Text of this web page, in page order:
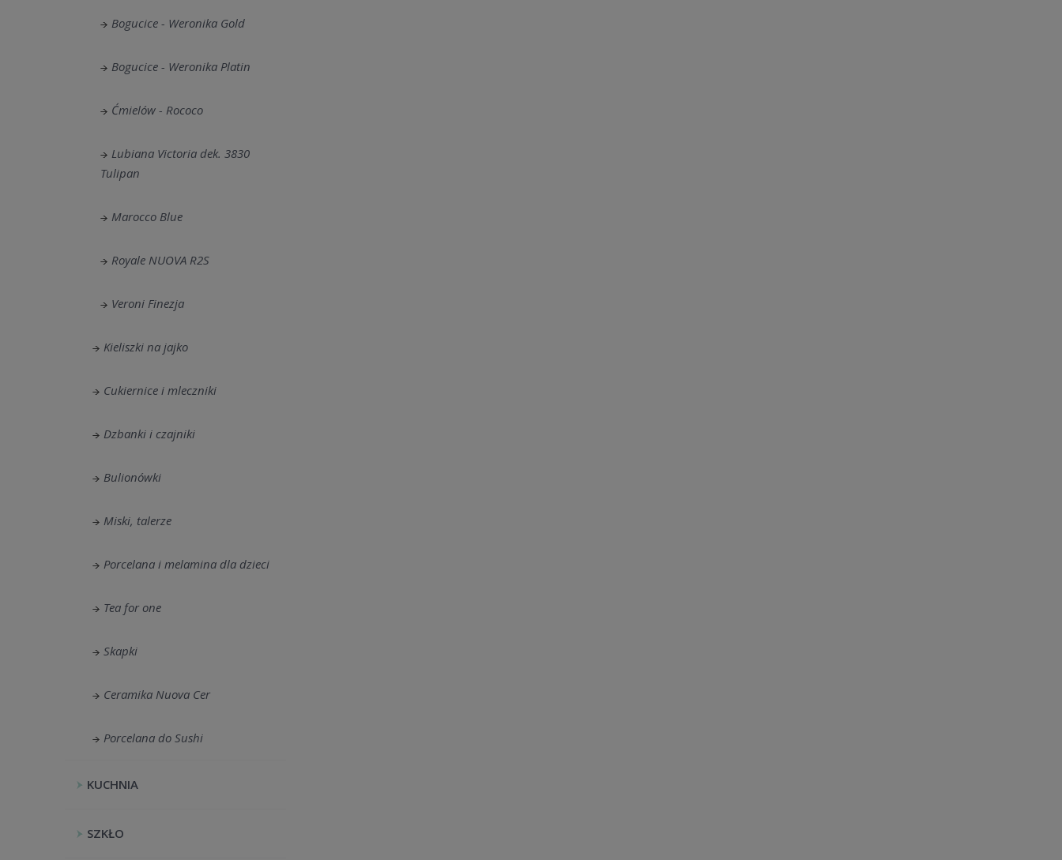
Bogucice - Weronika Gold
Bogucice - Weronika Platin
Ćmielów - Rococo
Lubiana Victoria dek. 3830
Tulipan
Marocco Blue
Royale NUOVA R2S
Veroni Finezja
Kieliszki na jajko
Cukiernice i mleczniki
Dzbanki i czajniki
Bulionówki
Miski, talerze
Porcelana i melamina dla dzieci
Tea for one
Skapki
Ceramika Nuova Cer
Porcelana do Sushi
KUCHNIA
SZKŁO